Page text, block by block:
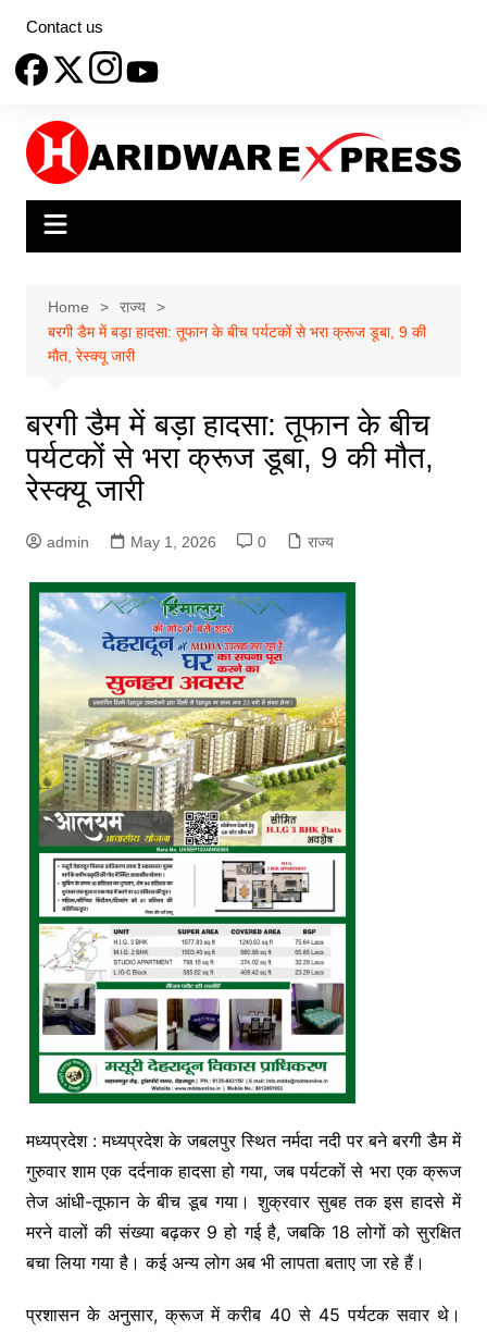
content
Contact us
Home
राज्य
बरगी डैम में बड़ा हादसा: तूफान के बीच पर्यटकों से भरा क्रूज डूबा, 9 की
मौत, रेस्क्यू जारी
बरगी डैम में बड़ा हादसा: तूफान के बीच
पर्यटकों से भरा क्रूज डूबा, 9 की मौत,
रेस्क्यू जारी
admin May 1, 2026 0 राज्य
मध्यप्रदेश : मध्यप्रदेश के जबलपुर स्थित नर्मदा नदी पर बने बरगी डैम में
गुरुवार शाम एक दर्दनाक हादसा हो गया, जब पर्यटकों से भरा एक क्रूज
तेज आंधी-तूफान के बीच डूब गया। शुक्रवार सुबह तक इस हादसे में
मरने वालों की संख्या बढ़कर 9 हो गई है, जबकि 18 लोगों को सुरक्षित
बचा लिया गया है। कई अन्य लोग अब भी लापता बताए जा रहे हैं।
प्रशासन के अनुसार, क्रूज में करीब 40 से 45 पर्यटक सवार थे।